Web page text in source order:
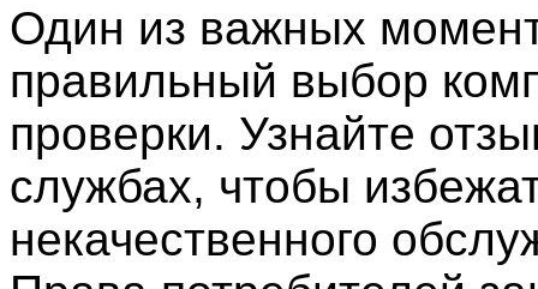
Один из важных
правильный выбор
проверки. Узнайте
службах, чтобы
некачественного